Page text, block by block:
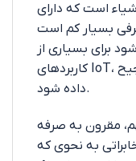
است که دارای
بسیار کم است
برای بسیاری از
کاربردهای IoT، بر سایر تکنولوژی‌های مخابراتی ترجیح
داده شود.
مقرون به صرفه
به نحوی که